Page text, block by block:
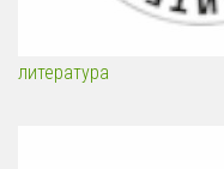
литература